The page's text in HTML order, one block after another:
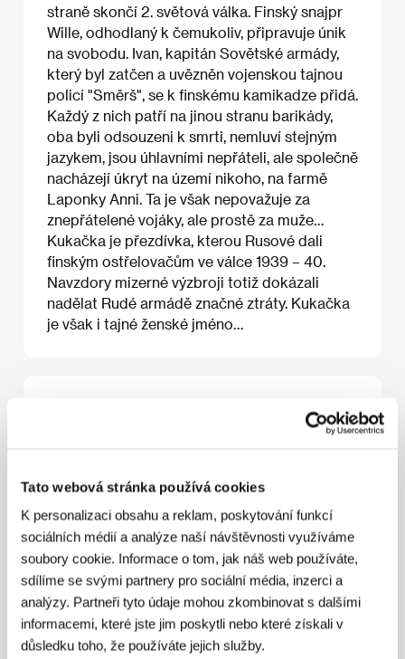
Tato webová stránka používá cookies
K personalizaci obsahu a reklam, poskytování funkcí
sociálních médií a analýze naší návštěvnosti využíváme
soubory cookie. Informace o tom, jak náš web používáte,
sdílíme se svými partnery pro sociální média, inzerci a
analýzy. Partneři tyto údaje mohou zkombinovat s dalšími
informacemi, které jste jim poskytli nebo které získali v
důsledku toho, že používáte jejich služby.
straně skončí 2. světová válka. Finský snajpr
Wille, odhodlaný k čemukoliv, připravuje únik
na svobodu. Ivan, kapitán Sovětské armády,
který byl zatčen a uvězněn vojenskou tajnou
policí "Směrš", se k finskému kamikadze přidá.
Každý z nich patří na jinou stranu barikády,
oba byli odsouzeni k smrti, nemluví stejným
jazykem, jsou úhlavními nepřáteli, ale společně
nacházejí úkryt na území nikoho, na farmě
Laponky Anni. Ta je však nepovažuje za
znepřátelené vojáky, ale prostě za muže…
Kukačka je přezdívka, kterou Rusové dali
finským ostřelovačům ve válce 1939 – 40.
Navzdory mizerné výzbroji totiž dokázali
nadělat Rudé armádě značné ztráty. Kukačka
je však i tajné ženské jméno…
ScénářAlexandr Rogožkin/ Alexander Rogozhkin
Kamera
Andrej Žegalov/Andrei Zhegalov / Hudba
Dmitrij Pavlov/Dmitri Pavlov/ StřihJulija
Rumjantseva / Julia Roumyantseva/ Producent
Sergej Seljanov / Sergei Seljanov/ VýrobaCTB
Film Company/ Hrají Anni-Kristina Usso, Viktor
Bychkov, Ville Haapasalo